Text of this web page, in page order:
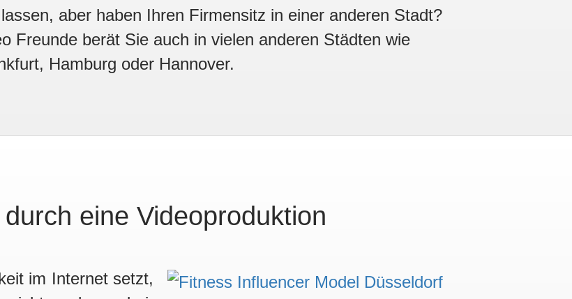
aber haben Ihren Firmensitz in einer anderen Stadt?
Freunde berät Sie auch in vielen anderen Städten wie
Hamburg oder Hannover.
eine Videoproduktion
im Internet setzt,